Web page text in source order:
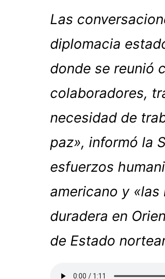
Las
diplomacia
donde se reunió
colaboradores,
necesidad de
paz», informó la
esfuerzos
americano y
duradera en
de Estado